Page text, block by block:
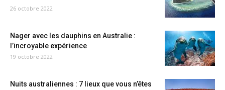
26 octobre 2022
Nager avec les dauphins en Australie :
l’incroyable expérience
19 octobre 2022
Nuits australiennes : 7 lieux que vous n’êtes